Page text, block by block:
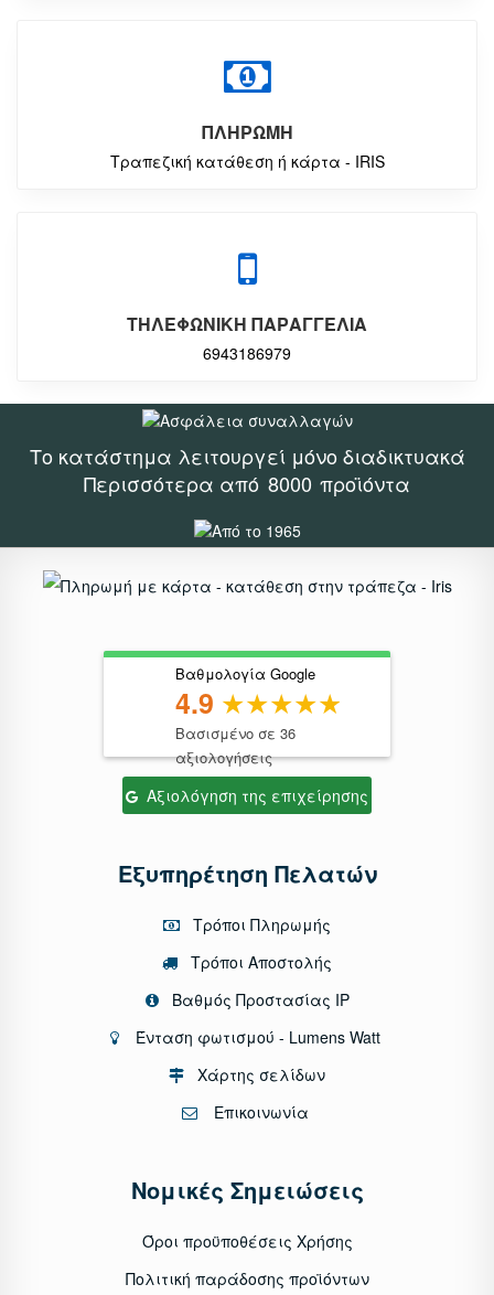
ΠΛΗΡΩΜΗ
Τραπεζική κατάθεση ή κάρτα - IRIS
ΤΗΛΕΦΩΝΙΚΗ ΠΑΡΑΓΓΕΛΙΑ
6943186979
Το κατάστημα λειτουργεί μόνο διαδικτυακά
Περισσότερα από 8000 προϊόντα
Βαθμολογία Google
4.9
Βασισμένο σε 36
αξιολογήσεις
Αξιολόγηση της επιχείρησης
Εξυπηρέτηση Πελατών
Τρόποι Πληρωμής
Τρόποι Αποστολής
Βαθμός Προστασίας IP
Ένταση φωτισμού - Lumens Watt
Χάρτης σελίδων
Επικοινωνία
Νομικές Σημειώσεις
Όροι προϋποθέσεις Χρήσης
Πολιτική παράδοσης προϊόντων